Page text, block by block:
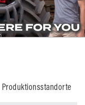
Produktionsstandorte